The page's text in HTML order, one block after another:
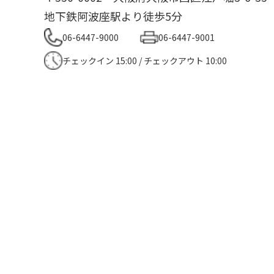
地下鉄阿波座駅より徒歩5分
06-6447-9000
06-6447-9001
チェックイン 15:00 / チェックアウト 10:00